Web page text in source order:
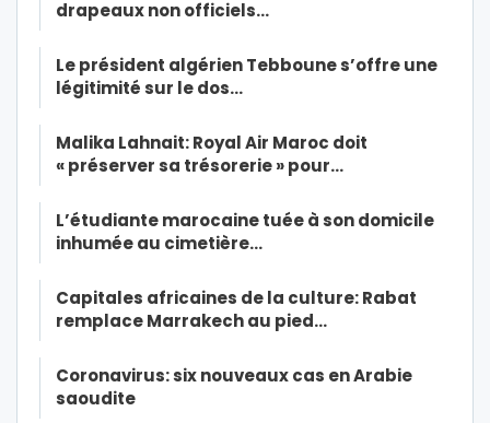
drapeaux non officiels…
Le président algérien Tebboune s’offre une
légitimité sur le dos…
Malika Lahnait: Royal Air Maroc doit
« préserver sa trésorerie » pour…
L’étudiante marocaine tuée à son domicile
inhumée au cimetière…
Capitales africaines de la culture: Rabat
remplace Marrakech au pied…
Coronavirus: six nouveaux cas en Arabie
saoudite